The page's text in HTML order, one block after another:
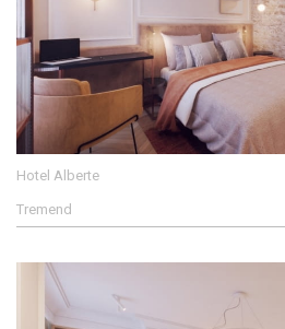
Hotel Alberte
Tremend